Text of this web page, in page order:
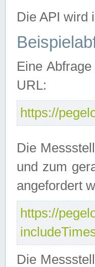
Die API wird
Eine
URL:
https://
Die
und zum
angefordert
https://
Die